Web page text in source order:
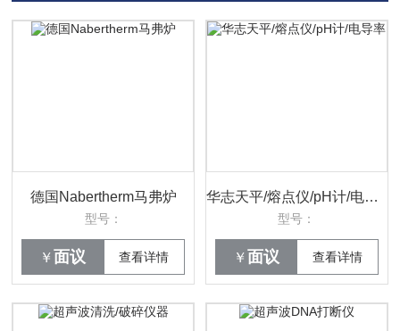
德国Nabertherm马弗炉
型号：
￥ 面议 查看详情
华志天平/熔点仪/pH计/电导率
型号：
￥ 面议 查看详情